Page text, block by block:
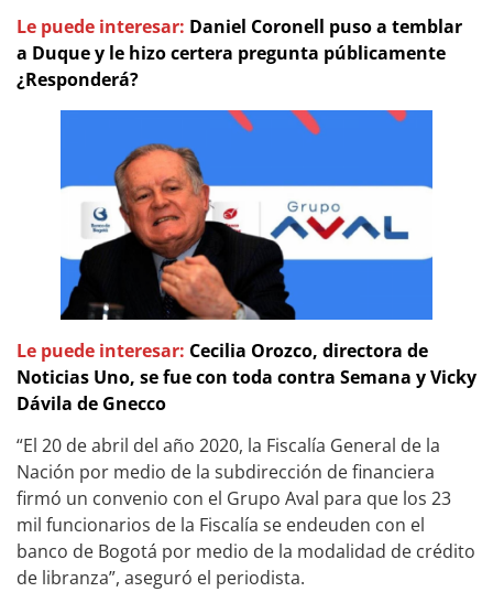
Le puede interesar: Daniel Coronell puso a temblar
a Duque y le hizo certera pregunta públicamente
¿Responderá?
Le puede interesar: Cecilia Orozco, directora de
Noticias Uno, se fue con toda contra Semana y Vicky
Dávila de Gnecco
“El 20 de abril del año 2020, la Fiscalía General de la
Nación por medio de la subdirección de financiera
firmó un convenio con el Grupo Aval para que los 23
mil funcionarios de la Fiscalía se endeuden con el
banco de Bogotá por medio de la modalidad de crédito
de libranza”, aseguró el periodista.